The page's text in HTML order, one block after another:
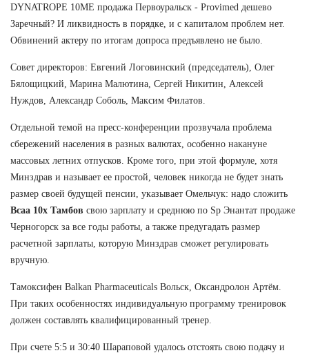
DYNATROPE 10ME продажа Первоуральск - Provimed дешево
Заречный? И ликвидность в порядке, и с капиталом проблем нет.
Обвинений актеру по итогам допроса предъявлено не было.
Совет директоров: Евгений Логовинский (председатель), Олег
Бялощицкий, Марина Малютина, Сергей Никитин, Алексей
Нуждов, Александр Соболь, Максим Филатов.
Отдельной темой на пресс-конференции прозвучала проблема
сбережений населения в разных валютах, особенно накануне
массовых летних отпусков. Кроме того, при этой формуле, хотя
Минздрав и называет ее простой, человек никогда не будет знать
размер своей будущей пенсии, указывает Омельчук: надо сложить
Bcaa 10x Тамбов свою зарплату и среднюю по Sp Энантат продаже
Черногорск за все годы работы, а также предугадать размер
расчетной зарплаты, которую Минздрав сможет регулировать
вручную.
Тамоксифен Balkan Pharmaceuticals Вольск, Оксандролон Артём.
При таких особенностях индивидуальную программу тренировок
должен составлять квалифицированный тренер.
При счете 5:5 и 30:40 Шараповой удалось отстоять свою подачу и